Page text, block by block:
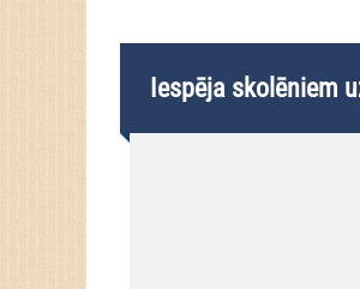
Iespēja skolēniem